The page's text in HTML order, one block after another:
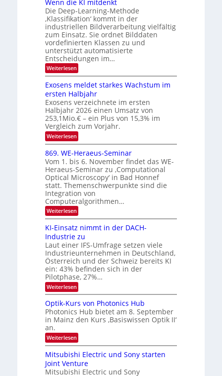
N
T
e
c
h
T
a
l
k
s
a
u
f
d
e
r
V
I
S
I
O
N
2
0
2
6
n
g
z
u
E
l
e
k
t
r
o
n
i
k
-
u
n
d
B
i
l
d
v
e
r
a
r
b
e
i
t
u
n
g
s
-
T
e
Wenn die KI mitdenkt
Die Deep-Learning-Methode
‚Klassifikation‘ kommt in der
industriellen Bildverarbeitung vielfältig
zum Einsatz. Sie ordnet Bilddaten
vordefinierten Klassen zu und
unterstützt automatisierte
Entscheidungen im…
Weiterlesen:
W
n
n
d
i
e
K
I
m
i
t
d
e
n
k
t
Exosens meldet starkes Wachstum im
ersten Halbjahr
Exosens verzeichnete im ersten
Halbjahr 2026 einen Umsatz von
253,1Mio.€ – ein Plus von 15,3% im
Vergleich zum Vorjahr.
Weiterlesen:
E
x
o
s
e
n
s
m
e
l
d
e
t
t
a
r
k
e
s
W
a
c
h
s
t
u
i
m
e
r
s
t
869. WE-Heraeus-Seminar
Vom 1. bis 6. November findet das WE-
Heraeus-Seminar zu ‚Computational
Optical Microscopy‘ in Bad Honnef
statt. Themenschwerpunkte sind die
Integration von
Computeralgorithmen…
Weiterlesen:
8
9
.
W
E
-
H
e
r
a
e
u
s
-
S
m
i
a
r
KI-Einsatz nimmt in der DACH-
Industrie zu
Laut einer IFS-Umfrage setzen viele
Industrieunternehmen in Deutschland,
Österreich und der Schweiz bereits KI
ein: 43% befinden sich in der
Pilotphase, 27%…
Weiterlesen:
K
-
E
i
s
a
t
z
n
i
Optik-Kurs von Photonics Hub
Photonics Hub bietet am 8. September
in Mainz den Kurs ‚Basiswissen Optik II‘
an.
Weiterlesen:
O
p
t
i
k
Mitsubishi Electric und Sony starten
Joint Venture
Mitsubishi Electric und Sony